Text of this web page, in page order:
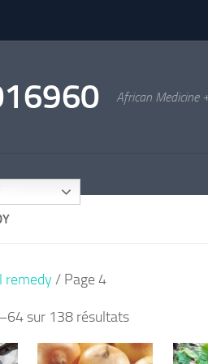
African
remedy / Page 4
sur 138 résultatsTrié
par